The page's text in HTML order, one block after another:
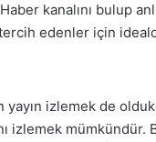
kanalını bulup
edenler için
izlemek de
izlemek